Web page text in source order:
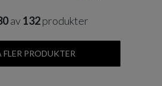
av132produkter
FLER PRODUKTER